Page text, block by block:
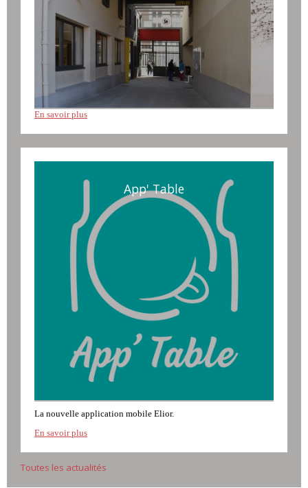
En savoir plus
App' Table
La nouvelle application mobile Elior.
En savoir plus
Toutes les actualités